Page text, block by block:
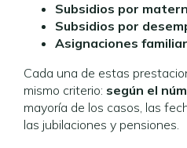
Subsidios por
Subsidios por
Asignaciones
Cada una de estas
mismo criterio: según el
mayoría de los casos, las
las jubilaciones y pensiones.